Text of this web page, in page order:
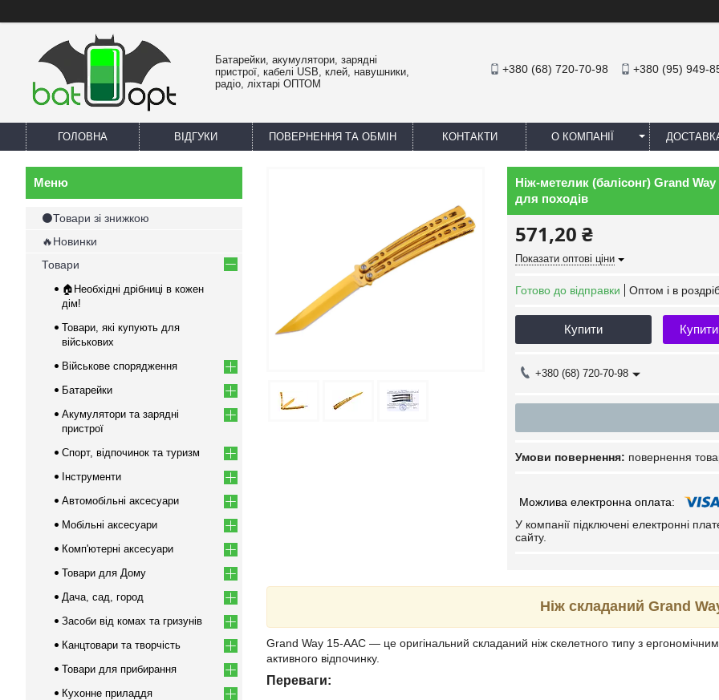
Батарейки, акумулятори, зарядні
пристрої, кабелі USB, клей, навушники,
радіо, ліхтарі ОПТОМ
+380 (68) 720-70-98 +380 (95) 949-
ГОЛОВНА ВІДГУКИ ПОВЕРНЕННЯ ТА ОБМІН КОНТАКТИ О КОМПАНІЇ
Ніж-метелик (балісонг) Grand
для походів
571,20 ₴
Показати оптові ціни
Готово до відправки Оптом і в
Купити
+380 (68) 720-70-98
повернення
У компанії підключені електронні
сайту.
Ніж складаний Grand
Grand Way 15-AAC — це оригінальний складаний ніж скелетного типу з
активного відпочинку.
Переваги:
⚫Товари зі знижкою
🔥Новинки
Товари
🏠Необхідні дрібниці в кожен
дім!
Товари, які купують для
військових
Військове спорядження
Батарейки
Акумулятори та зарядні
пристрої
Спорт, відпочинок та туризм
Інструменти
Автомобільні аксесуари
Мобільні аксесуари
Комп'ютерні аксесуари
Товари для Дому
Дача, сад, город
Засоби від комах та гризунів
Канцтовари та творчість
Товари для прибирання
Кухонне приладдя